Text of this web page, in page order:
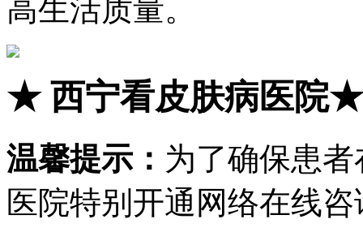
高生活质量。
★西宁看皮肤病医院★
温馨提示： 为了确保患
医院特别开通网络在线